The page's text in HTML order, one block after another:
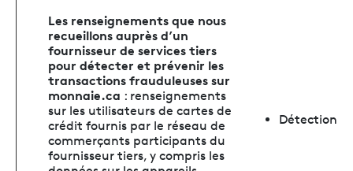
Les renseignements que nous
recueillons auprès d’un
fournisseur de services tiers
pour détecter et prévenir les
transactions frauduleuses sur
monnaie.ca : renseignements
sur les utilisateurs de cartes de
crédit fournis par le réseau de
commerçants participants du
fournisseur tiers, y compris les
Détection